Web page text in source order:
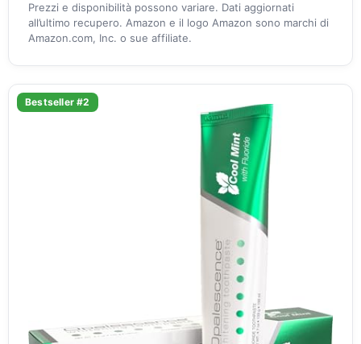
Prezzi e disponibilità possono variare. Dati aggiornati
all’ultimo recupero. Amazon e il logo Amazon sono marchi di
Amazon.com, Inc. o sue affiliate.
Bestseller #2